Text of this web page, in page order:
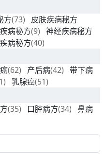
方(73)
皮肤疾病秘方
病秘方(9) 神经疾病秘方
病秘方(40)
(62) 产后病(42) 带下病
乳腺癌(51)
(35) 口腔病方(34) 鼻病